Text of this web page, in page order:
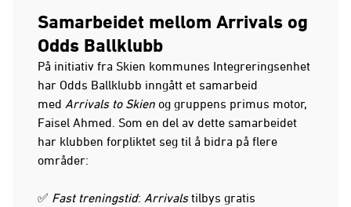
Samarbeidet mellom Arrivals og
Odds Ballklubb
På initiativ fra Skien kommunes Integreringsenhet
har Odds Ballklubb inngått et samarbeid
med Arrivals to Skien og gruppens primus motor,
Faisel Ahmed. Som en del av dette samarbeidet
har klubben forpliktet seg til å bidra på flere
områder:
✅ Fast treningstid: Arrivalstilbys gratis